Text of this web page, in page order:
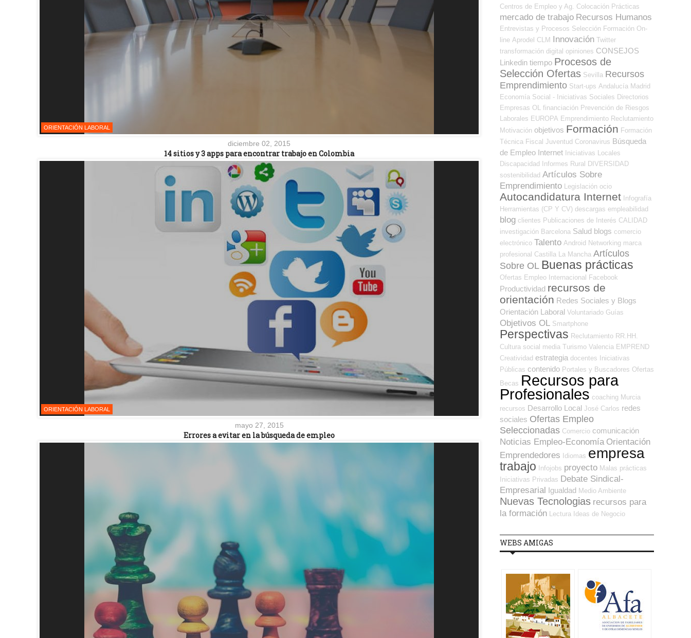
ORIENTACIÓN LABORAL
diciembre 02, 2015
14 sitios y 3 apps para encontrar trabajo en Colombia
ORIENTACIÓN LABORAL
mayo 27, 2015
Errores a evitar en la búsqueda de empleo
Centros de Empleo y Ag. Colocación Prácticas
mercado de trabajo Recursos Humanos
Entrevistas y Procesos Selección Formación On-
line Aprodel CLM Innovación Twitter
transformación digital opiniones CONSEJOS
Linkedin tiempo Procesos de
Selección Ofertas Sevilla Recursos
Emprendimiento Start-ups Andalucía Madrid
Economía Social - Iniciativas Sociales Directorios
Empresas OL
financiación Prevención de Riesgos
Laborales EUROPA Emprendimiento Reclutamiento
Motivación objetivos Formación Formación
Técnica Fiscal Juventud Coronavirus Búsqueda
de Empleo Internet Iniciativas Locales
Discapacidad
Informes Rural
DIVERSIDAD
sostenibilidad Artículos Sobre
Emprendimiento
Legislación ocio
Autocandidatura Internet Infografía
Herramientas (CP Y CV) descargas empleabilidad
blog clientes Publicaciones de Interés CALIDAD
investigación Barcelona Salud blogs comercio
electrónico Talento Android Networking marca
profesional Castilla La Mancha Artículos
Sobre OL Buenas prácticas
Ofertas Empleo Internacional Facebook
Productividad recursos de
orientación Redes Sociales y Blogs
Orientación Laboral Voluntariado Guías
Objetivos OL Smartphone
Perspectivas Reclutamiento RR.HH.
Cultura social media Turismo Valencia EMPREND
Creatividad estrategia docentes
Iniciativas
Públicas contenido Portales y Buscadores Ofertas
Becas Recursos para
Profesionales coaching Murcia
recursos Desarrollo Local José Carlos redes
sociales Ofertas Empleo
Seleccionadas Comercio comunicación
Noticias Empleo-Economía Orientación
Emprendedores
Idiomas empresa
trabajo Infojobs proyecto Malas prácticas
Iniciativas Privadas Debate Sindical-
Empresarial Igualdad Medio Ambiente
Nuevas Tecnologias recursos para
la formación
Lectura Ideas de Negocio
WEBS AMIGAS